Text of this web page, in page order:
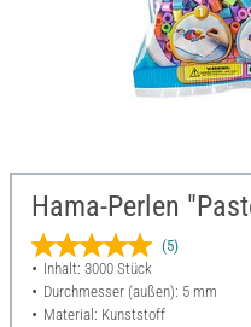
Hama-Perlen
(5)
Inhalt: 3000 Stück
Durchmesser (außen): 5 mm
Material: Kunststoff